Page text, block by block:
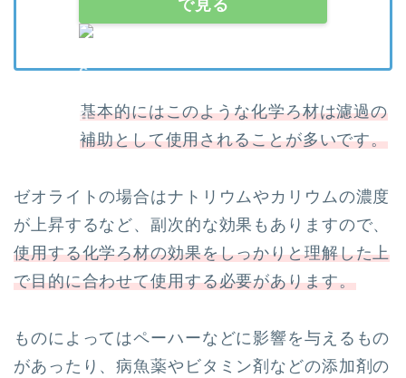
で見る
基本的にはこのような化学ろ材は濾過の
補助として使用されることが多いです。
ゼオライトの場合はナトリウムやカリウムの濃度
が上昇するなど、副次的な効果もありますので、
使用する化学ろ材の効果をしっかりと理解した上
で目的に合わせて使用する必要があります。
ものによってはペーハーなどに影響を与えるもの
があったり、病魚薬やビタミン剤などの添加剤の